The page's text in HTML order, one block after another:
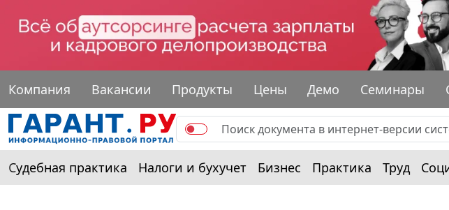
Компания Вакансии Продукты Цены Демо Семинары
Судебная практика Налоги и бухучет Бизнес Практика Труд